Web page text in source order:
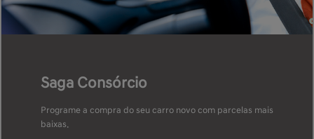
Saga Consórcio
Programe a compra do seu carro novo com parcelas mais
baixas.